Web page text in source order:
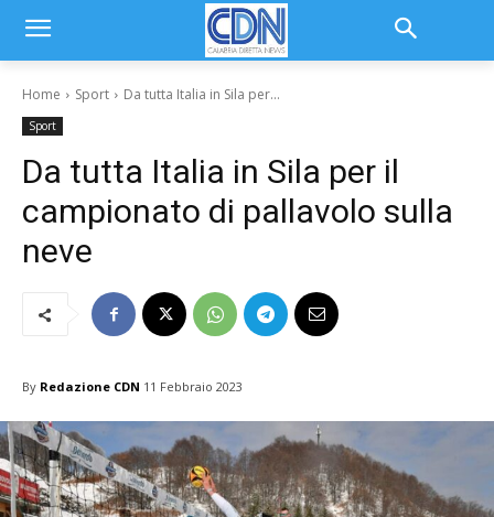
Home Sport Da tutta Italia in Sila per...
Sport
Da tutta Italia in Sila per il
campionato di pallavolo sulla
neve
By Redazione CDN 11 Febbraio 2023